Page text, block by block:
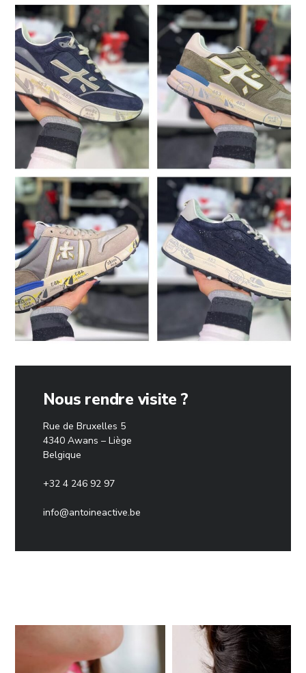
Nous rendre visite ?
Rue de Bruxelles 5
4340 Awans – Liège
Belgique
+32 4 246 92 97
info@antoineactive.be